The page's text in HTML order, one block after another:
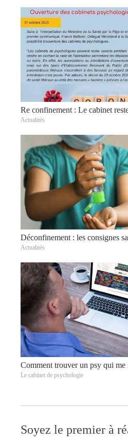
Re confinement : Le cabinet
Actualités
Déconfinement : les consignes
Actualités
Comment trouver un psy qui me
Le cabinet de psychologie
Soyez le premier à